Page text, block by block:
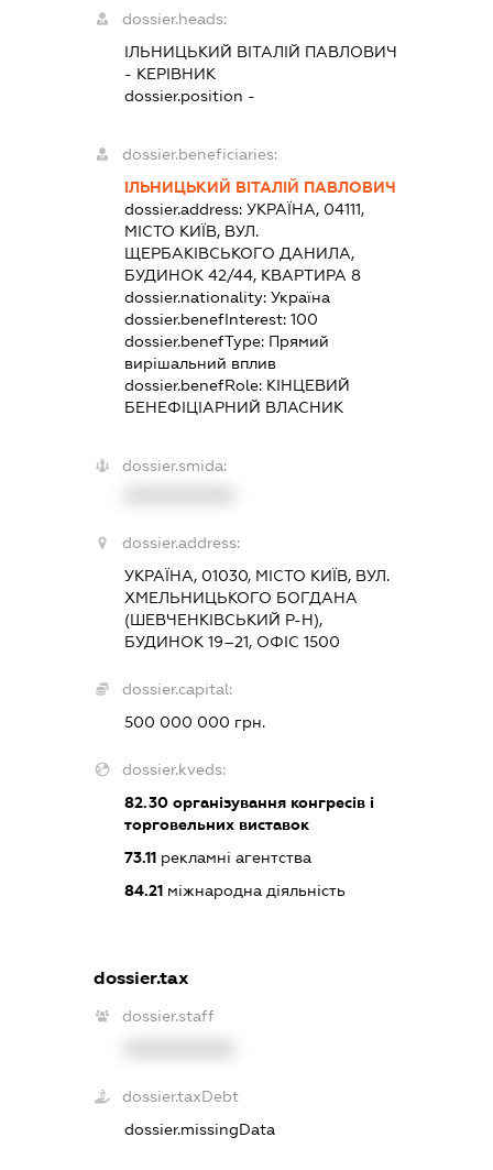
dossier.heads:
ІЛЬНИЦЬКИЙ ВІТАЛІЙ ПАВЛОВИЧ
- КЕРІВНИК
dossier.position -
dossier.beneficiaries:
ІЛЬНИЦЬКИЙ ВІТАЛІЙ ПАВЛОВИЧ
dossier.address:УКРАЇНА, 04111,
МІСТО КИЇВ, ВУЛ.
ЩЕРБАКІВСЬКОГО ДАНИЛА,
БУДИНОК 42/44, КВАРТИРА 8
dossier.nationality:Україна
dossier.benefInterest:100
dossier.benefType: Прямий
вирішальний вплив
dossier.benefRole: КІНЦЕВИЙ
БЕНЕФІЦІАРНИЙ ВЛАСНИК
dossier.smida:
dossier.address:
УКРАЇНА, 01030, МІСТО КИЇВ, ВУЛ.
ХМЕЛЬНИЦЬКОГО БОГДАНА
(ШЕВЧЕНКІВСЬКИЙ Р-Н),
БУДИНОК 19–21, ОФІС 1500
dossier.capital:
500 000 000 грн.
dossier.kveds:
82.30 організування конгресів і
торговельних виставок
73.11 рекламні агентства
84.21 міжнародна діяльність
dossier.tax
dossier.staff
dossier.taxDebt
dossier.missingData